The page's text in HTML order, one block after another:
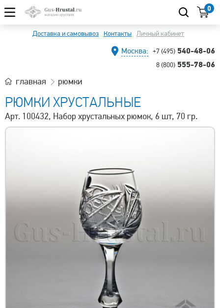
0
Доставка и самовывоз Контакты Личный кабинет
Москва: +7 (495) 540-48-06
8 (800) 555-78-06
главная рюмки
РЮМКИ ХРУСТАЛЬНЫЕ
Арт. 100432, Набор хрустальных рюмок, 6 шт, 70 гр.